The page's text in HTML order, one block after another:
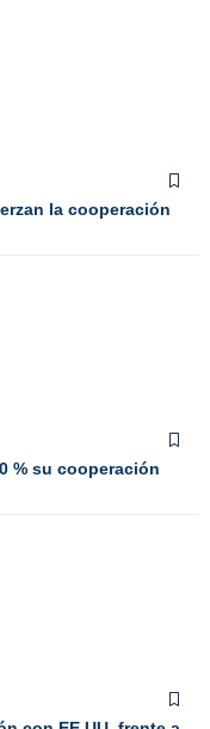
la cooperación
% su cooperación